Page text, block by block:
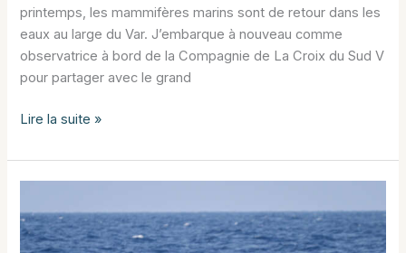
printemps, les mammifères marins sont de retour dans les
eaux au large du Var. J’embarque à nouveau comme
observatrice à bord de la Compagnie de La Croix du Sud V
pour partager avec le grand
Un
début
de
d’observation
des
Lire la suite »